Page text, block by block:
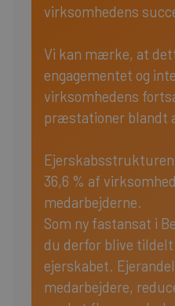
virksomhedens
Vi kan mærke, at
engagementet og
virksomhedens
præstationer blandt
Ejerskabsstrukturen
36,6 % af
medarbejderne.
Som ny fastansat i
du derfor blive tildelt
ejerskabet.
medarbejdere,